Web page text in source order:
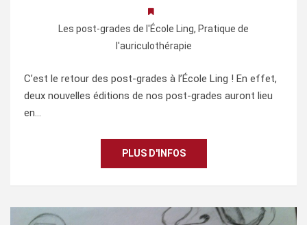
Les post-grades de l'École Ling, Pratique de
l'auriculothérapie
C’est le retour des post-grades à l’École Ling ! En effet,
deux nouvelles éditions de nos post-grades auront lieu
en…
PLUS D'INFOS